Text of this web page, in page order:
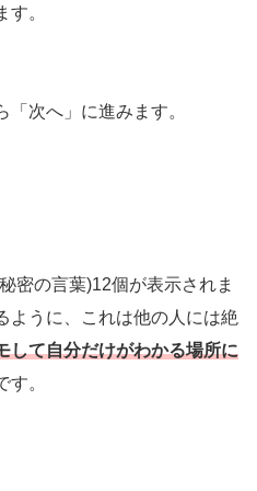
。
「次へ」に進みます。
密の言葉)12個が表示されま
ように、これは他の人には絶
して自分だけがわかる場所に
す。